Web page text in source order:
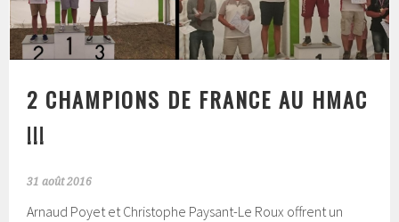
2 CHAMPIONS DE FRANCE AU HMAC
!!!
31 août 2016
Arnaud Poyet et Christophe Paysant-Le Roux offrent un